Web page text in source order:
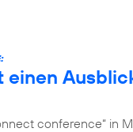
einen
conference“ in